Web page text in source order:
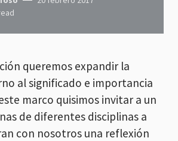
queremos expandir la
al significado e importancia
marco quisimos invitar a un
de diferentes disciplinas a
con nosotros una reflexión